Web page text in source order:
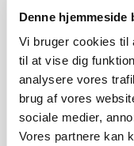
Denne hjemmeside
Vi bruger cookies til
til at vise dig
analysere vores
brug af vores
sociale medier,
Vores partnere kan
POLITIK
»Nu stopper I«:
protestgruppe
gødskningslov